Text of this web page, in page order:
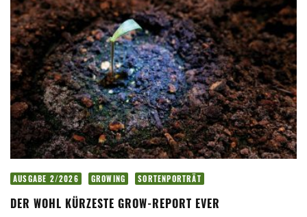
AUSGABE 2/2026 GROWING SORTENPORTRÄT
DER WOHL KÜRZESTE GROW-REPORT EVER